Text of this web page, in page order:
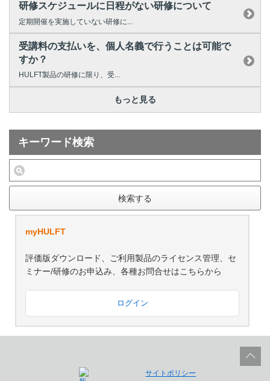
研修スケジュールに日程がない研修について
定期開催を実施していない研修に...
受講料の支払いを、個人名義で行うことは可能で
すか？
HULFT製品の研修に限り、受...
もっと見る
キーワード検索
検索する
myHULFT
評価版ダウンロード、ご利用製品のライセンス管理、セ
ミナー/研修のお申込み、各種お問合せはこちらから
ログイン
サイトポリシー